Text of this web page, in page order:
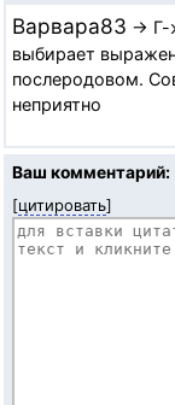
Варвара83 → Г-
выбирает
послеродовом.
неприятно
Ваш комментарий:
[цитировать]